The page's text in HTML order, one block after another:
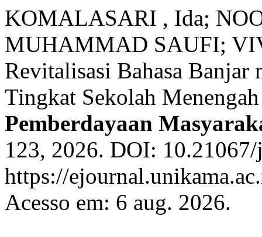
KOMALASARI , Ida;
MUHAMMAD SAUFI;
Revitalisasi Bahasa
Tingkat Sekolah
Pemberdayaan
123, 2026. DOI:
https://
Acesso em: 6 aug. 2026.